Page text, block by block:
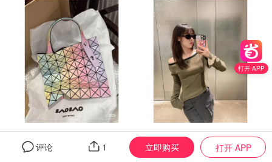
小编推荐
$1129.00
Bao Bao Issey Miyake
小编推荐
$519.00 $775.00
娜扎同款不同色！
打开 APP
评论 1 立即购买 打开 APP